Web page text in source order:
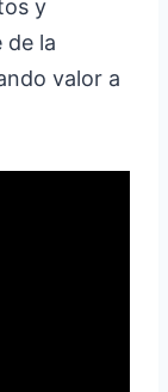
y
de la
valor a